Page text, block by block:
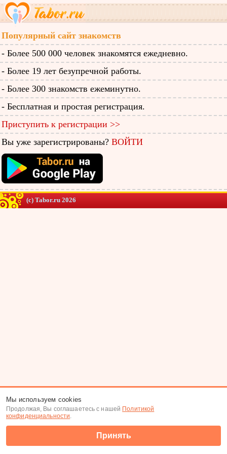
Популярный сайт знакомств
- Более 500 000 человек знакомятся ежедневно.
- Более 19 лет безупречной работы.
- Более 300 знакомств ежеминутно.
- Бесплатная и простая регистрация.
Приступить к регистрации >>
Вы уже зарегистрированы? ВОЙТИ
(c) Tabor.ru 2026
Мы используем cookies
Продолжая, Вы соглашаетесь с нашей Политикой
конфиденциальности.
Принять